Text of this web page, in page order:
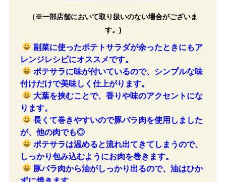
（※一部店舗において取り扱いのない場合がございま
す。)
副菜に使ったポテトサラダが余ったときにもア
レンジレシピにオススメです。
ポテサラに味が付いているので、シンプルな味
付けだけで美味しく仕上がります。
大葉を挟むことで、香りや味のアクセントにな
ります。
長くて巻きやすいので豚バラ肉を使用しました
が、他の肉でも◎
ポテサラは温めると流れ出てきてしまうので、
しっかり包み込むようにお肉を巻きます。
豚バラ肉から油がしっかり出るので、油はひか